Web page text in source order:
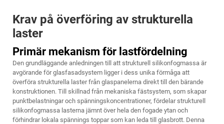
Krav på överföring av strukturella
laster
Primär mekanism för lastfördelning
Den grundläggande anledningen till att strukturell silikonfogmassa är
avgörande för glasfasadsystem ligger i dess unika förmåga att
överföra strukturella laster från glaspanelerna direkt till den bärande
konstruktionen. Till skillnad från mekaniska fästsystem, som skapar
punktbelastningar och spänningskoncentrationer, fördelar strukturell
silikonfogmassa lasterna jämnt över hela den fogade ytan och
förhindrar lokala spännings toppar som kan leda till glasbrott. Denna